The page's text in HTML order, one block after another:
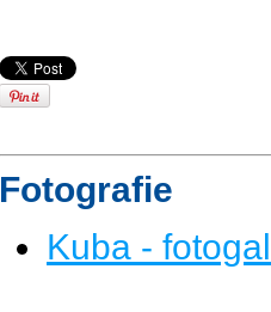
Fotografie
Kuba -